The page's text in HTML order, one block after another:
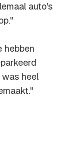
auto's
hebben
heel